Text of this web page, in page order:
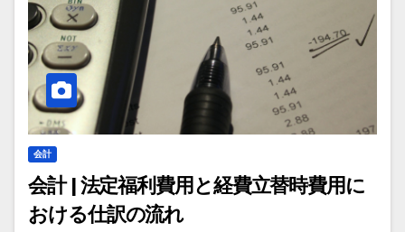
会計
会計 | 法定福利費用と経費立替時費用に
おける仕訳の流れ